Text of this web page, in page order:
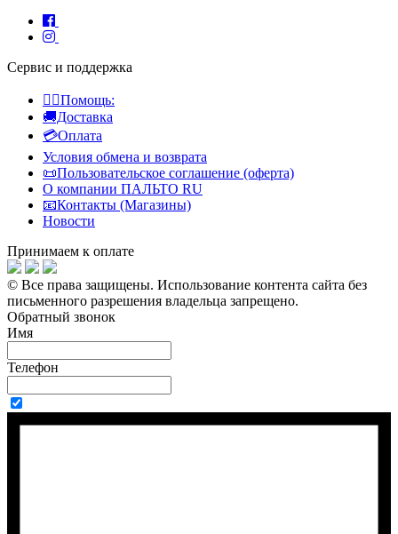
Сервис и поддержка
👍🏻Помощь:
🚚Доставка
💳Оплата
Условия обмена и возврата
📜Пользовательское соглашение (оферта)
О компании ПАЛЬТО RU
📧Контакты (Магазины)
Новости
Принимаем к оплате
© Все права защищены. Использование контента сайта без
письменного разрешения владельца запрещено.
Обратный звонок
Имя
Телефон